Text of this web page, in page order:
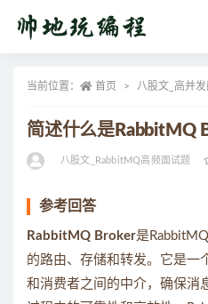
当前位置： 首页 八股文_高并
简述什么是RabbitMQ
八股文_RabbitMQ高频面试题
参考回答
RabbitMQ Broker是
的路由、存储和转发。它是一
和消费者之间的中介，确保消